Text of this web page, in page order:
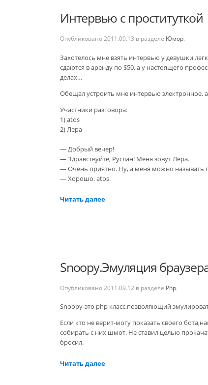
Интервью с проституткой
Опубликовано 2011.09.13 в разделе Юмор.
Захотелось мне взять интервью у девушки
сдаются в аренду по $50, а у настоящего
делах…
Обещал устроить мне интервью электронное,
Участники разговора:
1) аtоs
2) Лера
— Добрый вечер!
— Здравствуйте, Руслан! Меня зовут Лера.
— Очень приятно. Ну, а меня можно называть
— Хорошо, аtоs.
Читать далее
Snoopy.Эмуляция
Опубликовано 2011.09.12 в разделе Php.
Snoopy-это php класс,позволяющий
Если кто не верит-могу показать своего
собирать с них шмот. Не ставил целью
бросил.
Читать далее